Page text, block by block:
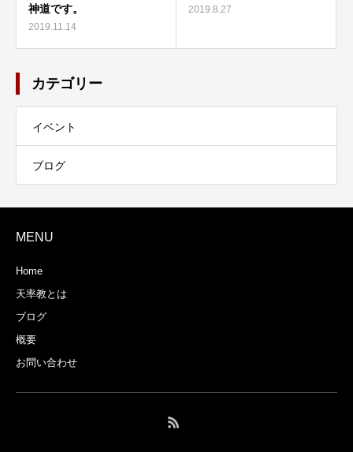
神道です。
2019.11.14
2019.8.27
カテゴリー
イベント
ブログ
MENU
Home
天率教とは
ブログ
概要
お問い合わせ